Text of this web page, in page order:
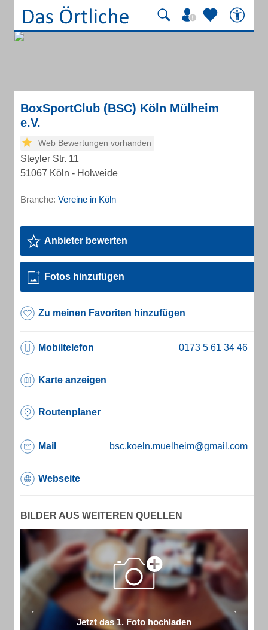
BoxSportClub (BSC) Köln Mülheim
e.V.
Web Bewertungen vorhanden
Steyler Str. 11
51067 Köln - Holweide
Branche: Vereine in Köln
Anbieter bewerten
Fotos hinzufügen
Zu meinen Favoriten hinzufügen
Mobiltelefon
Karte anzeigen
Routenplaner
Mail bsc.koeln.muelheim@gmail.com
Webseite
BILDER AUS WEITEREN QUELLEN
Jetzt das 1. Foto hochladen